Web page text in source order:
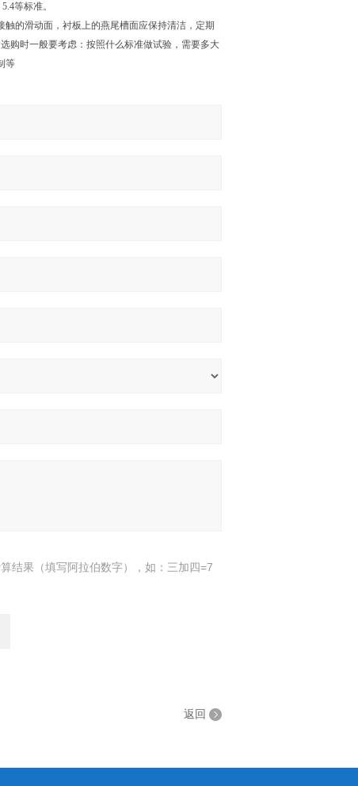
等标准。
的滑动面，衬板上的燕尾槽面应保持清洁，定期
购时一般要考虑：按照什么标准做试验，需要多大
等
结果（填写阿拉伯数字），如：三加四=7
返回